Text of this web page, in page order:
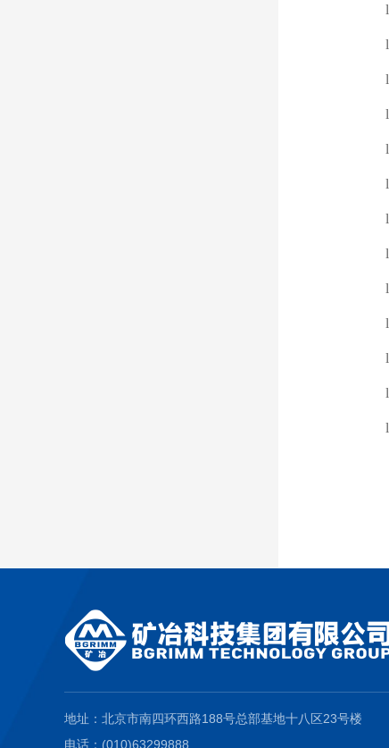
l
l
l
l
l
l
l
l
l
l
l
l
l
地址：北京市南四环西路188号总部基地十八区23号楼
电话：(010)63299888